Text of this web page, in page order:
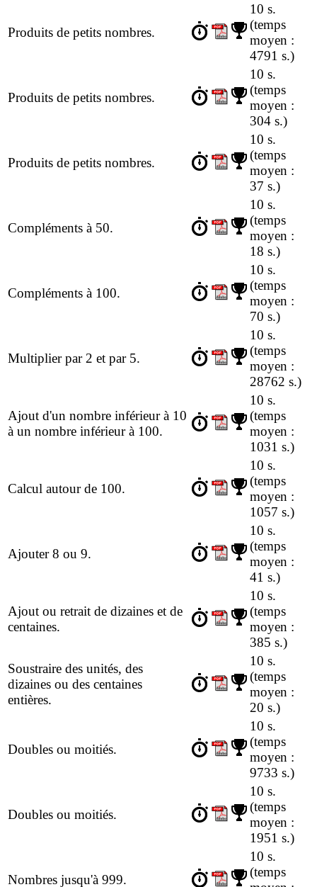
Produits de petits nombres.
10 s.
(temps
moyen :
4791 s.)
Produits de petits nombres.
10 s.
(temps
moyen :
304 s.)
Produits de petits nombres.
10 s.
(temps
moyen :
37 s.)
Compléments à 50.
10 s.
(temps
moyen :
18 s.)
Compléments à 100.
10 s.
(temps
moyen :
70 s.)
Multiplier par 2 et par 5.
10 s.
(temps
moyen :
28762 s.)
Ajout d'un nombre inférieur à 10
à un nombre inférieur à 100.
10 s.
(temps
moyen :
1031 s.)
Calcul autour de 100.
10 s.
(temps
moyen :
1057 s.)
Ajouter 8 ou 9.
10 s.
(temps
moyen :
41 s.)
Ajout ou retrait de dizaines et de
centaines.
10 s.
(temps
moyen :
385 s.)
Soustraire des unités, des
dizaines ou des centaines
entières.
10 s.
(temps
moyen :
20 s.)
Doubles ou moitiés.
10 s.
(temps
moyen :
9733 s.)
Doubles ou moitiés.
10 s.
(temps
moyen :
1951 s.)
Nombres jusqu'à 999.
10 s.
(temps